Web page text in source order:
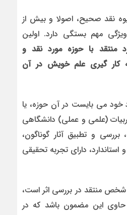
نقد صحیح، اصولا و بیش از
مهم بستگی دارد. اولین
منتقد با حوزه مورد نقد و
کار گیری علم خویش در آن
خود می بایست در آن حوزه، یا
(علمی و عملی) دانشگاهی
بررسی و تطبیق آثار گوناگون،
دارای تجربه تحقیقی
شخص منتقد در بررسی اثر است،
حاوی این مضمون باشد که در